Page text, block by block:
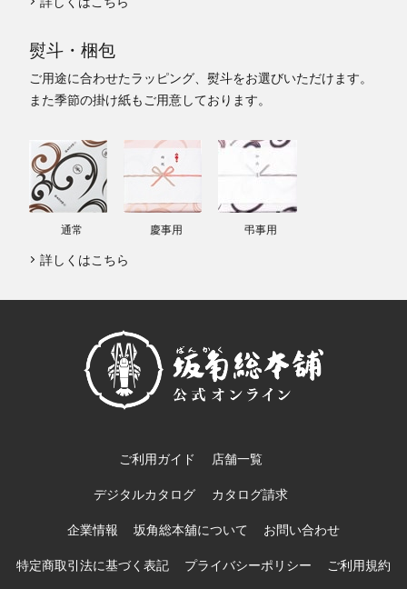
熨斗・梱包
ご用途に合わせたラッピング、熨斗をお選びいただけます。
また季節の掛け紙もご用意しております。
通常 慶事用 弔事用
詳しくはこちら
ご利用ガイド 店舗一覧
デジタルカタログ カタログ請求
企業情報 坂角総本舖について お問い合わせ
特定商取引法に基づく表記 プライバシーポリシー ご利用規約